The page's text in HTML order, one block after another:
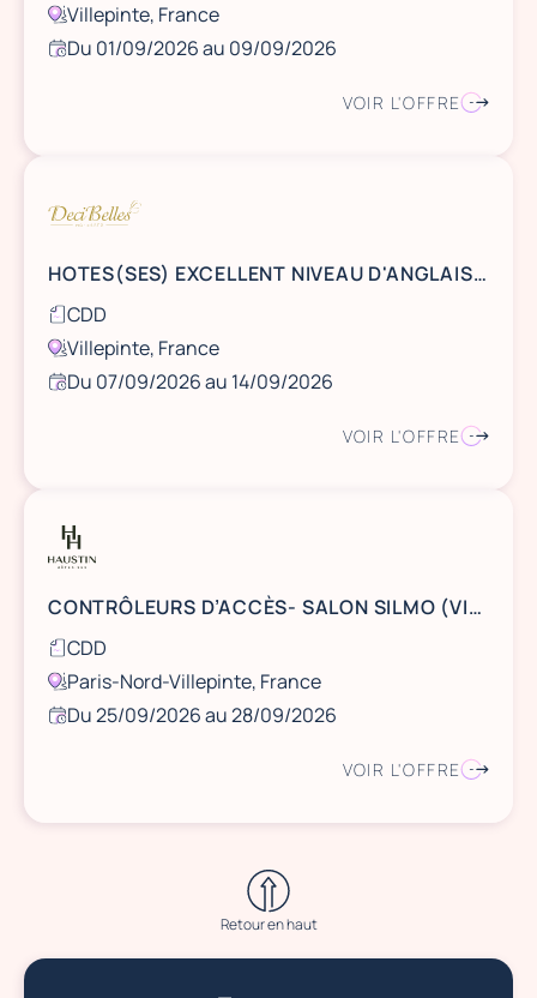
Villepinte, France
Du 01/09/2026 au 09/09/2026
VOIR L'OFFRE
HOTES(SES) EXCELLENT NIVEAU D'ANGLAIS SALON MAISON ET OBJET DU 7 AU 14 SEPTEMBRE A VILLEPINTE
CDD
Villepinte, France
Du 07/09/2026 au 14/09/2026
VOIR L'OFFRE
CONTRÔLEURS D’ACCÈS- SALON SILMO (VILLEPINTE)- SEPTEMBRE 2026
CDD
Paris-Nord-Villepinte, France
Du 25/09/2026 au 28/09/2026
VOIR L'OFFRE
Retour en haut